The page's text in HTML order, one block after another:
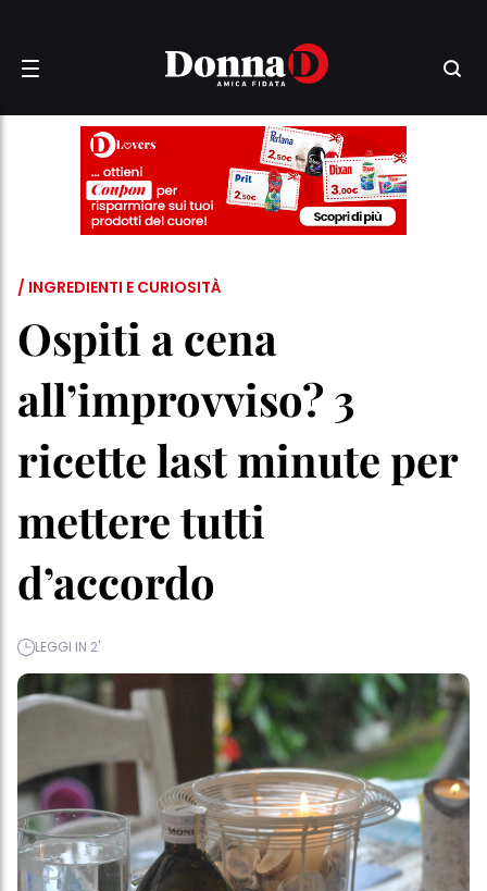
/ INGREDIENTI E CURIOSITÀ
Ospiti a cena
all’improvviso? 3
ricette last minute per
mettere tutti
d’accordo
LEGGI IN 2'